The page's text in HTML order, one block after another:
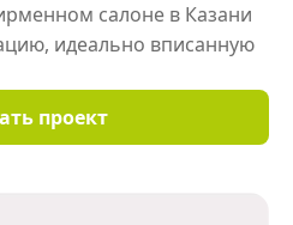
салоне в Казани
идеально вписанную
проект